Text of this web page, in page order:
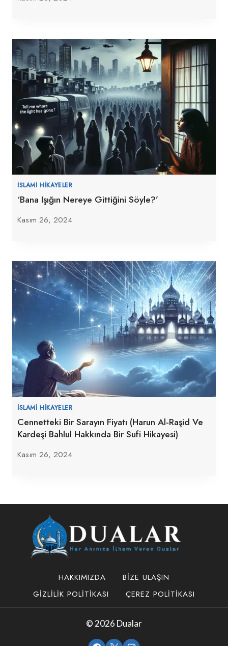
İSLAMI HIKAYELER
‘Bana Işığın Nereye Gittiğini Söyle?’
Kasım 26, 2024
İSLAMI HIKAYELER
Cennetteki Bir Sarayın Fiyatı (Harun Al-Raşid Ve
Kardeşi Bahlul Hakkında Bir Sufi Hikayesi)
Kasım 26, 2024
HAKKIMIZDA
BIZE ULAŞIN
GIZLILIK POLITIKASI
ÇEREZ POLITIKASI
© 2026 Dualar